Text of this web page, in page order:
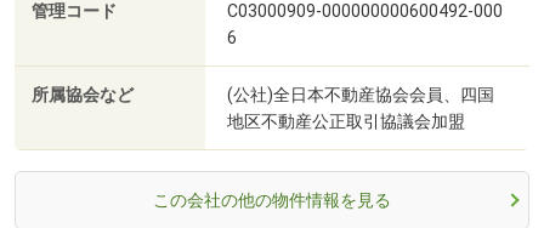
管理コード
C03000909-000000000600492-000
6
所属協会など
(公社)全日本不動産協会会員、四国
地区不動産公正取引協議会加盟
この会社の他の物件情報を見る